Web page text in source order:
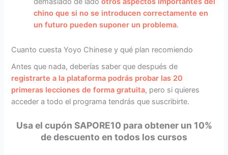
chino que si no se introducen correctamente en
un futuro pueden suponer un problema.
Cuanto cuesta Yoyo Chinese y qué plan recomiendo
Antes que nada, deberías saber que después de
registrarte a la plataforma podrás probar las 20
primeras lecciones de forma gratuita, pero si quieres
acceder a todo el programa tendrás que suscribirte.
Usa el cupón SAPORE10 para obtener un 10%
de descuento en todos los cursos